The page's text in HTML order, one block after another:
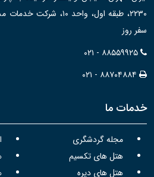
۲۲۳۰، طبقه اول، واحد
سفر روز
۰۲۱ - ۸۸۵۵۹۹۲۵
۰۲۱ - ۸۸۷۰۴۸۸۴
خدمات ما
مجله گردشگری
هتل های تکسیم
هتل های دیره